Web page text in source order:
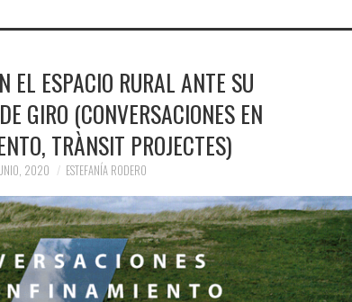
EL ESPACIO RURAL ANTE SU
GIRO (CONVERSACIONES EN
TRÀNSIT PROJECTES)
2020 ESTEFANÍA RODERO